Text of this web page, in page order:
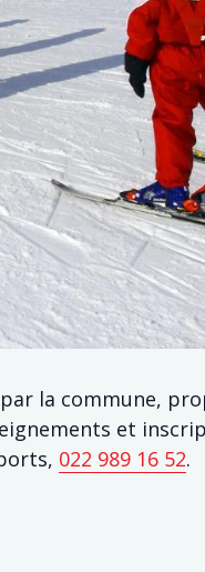
la commune,
et
022 989 16 52.